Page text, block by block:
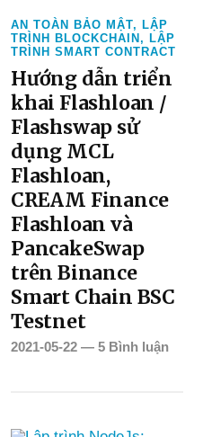
AN TOÀN BẢO MẬT,LẬP
TRÌNH BLOCKCHAIN,LẬP
TRÌNH SMART CONTRACT
Hướng dẫn triển
khai Flashloan /
Flashswap sử
dụng MCL
Flashloan,
CREAM Finance
Flashloan và
PancakeSwap
trên Binance
Smart Chain BSC
Testnet
2021-05-22 —5 Bình luận